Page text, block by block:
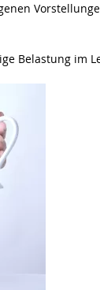
Belastung im